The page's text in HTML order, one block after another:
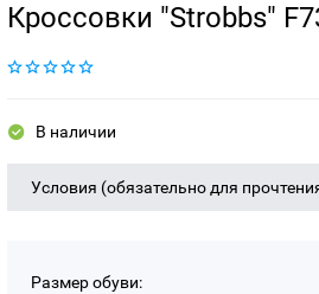
Кроссовки "Strobbs"
В наличии
Условия (обязательно для
Размер обуви: